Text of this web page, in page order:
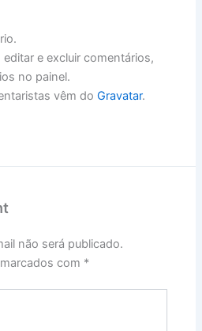
editar e excluir comentários,
no painel.
vêm doGravatar.
não será publicado.
com *